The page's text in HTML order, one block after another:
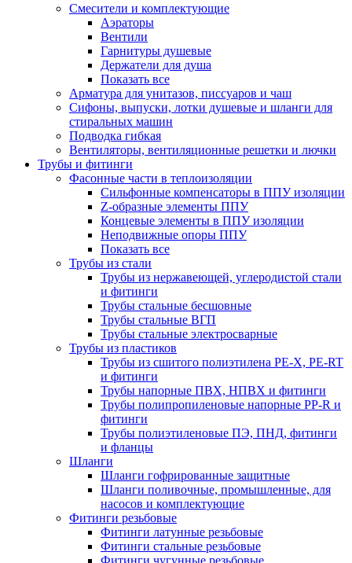
Смесители и комплектующие
Аэраторы
Вентили
Гарнитуры душевые
Держатели для душа
Показать все
Арматура для унитазов, писсуаров и чаш
Сифоны, выпуски, лотки душевые и шланги для
стиральных машин
Подводка гибкая
Вентиляторы, вентиляционные решетки и лючки
Трубы и фитинги
Фасонные части в теплоизоляции
Cильфонные компенсаторы в ППУ изоляции
Z-образные элементы ППУ
Концевые элементы в ППУ изоляции
Неподвижные опоры ППУ
Показать все
Трубы из стали
Трубы из нержавеющей, углеродистой стали
и фитинги
Трубы стальные бесшовные
Трубы стальные ВГП
Трубы стальные электросварные
Трубы из пластиков
Трубы из сшитого полиэтилена PE-X, PE-RT
и фитинги
Трубы напорные ПВХ, НПВХ и фитинги
Трубы полипропиленовые напорные PP-R и
фитинги
Трубы полиэтиленовые ПЭ, ПНД, фитинги
и фланцы
Шланги
Шланги гофрированные защитные
Шланги поливочные, промышленные, для
насосов и комплектующие
Фитинги резьбовые
Фитинги латунные резьбовые
Фитинги стальные резьбовые
Фитинги чугунные резьбовые